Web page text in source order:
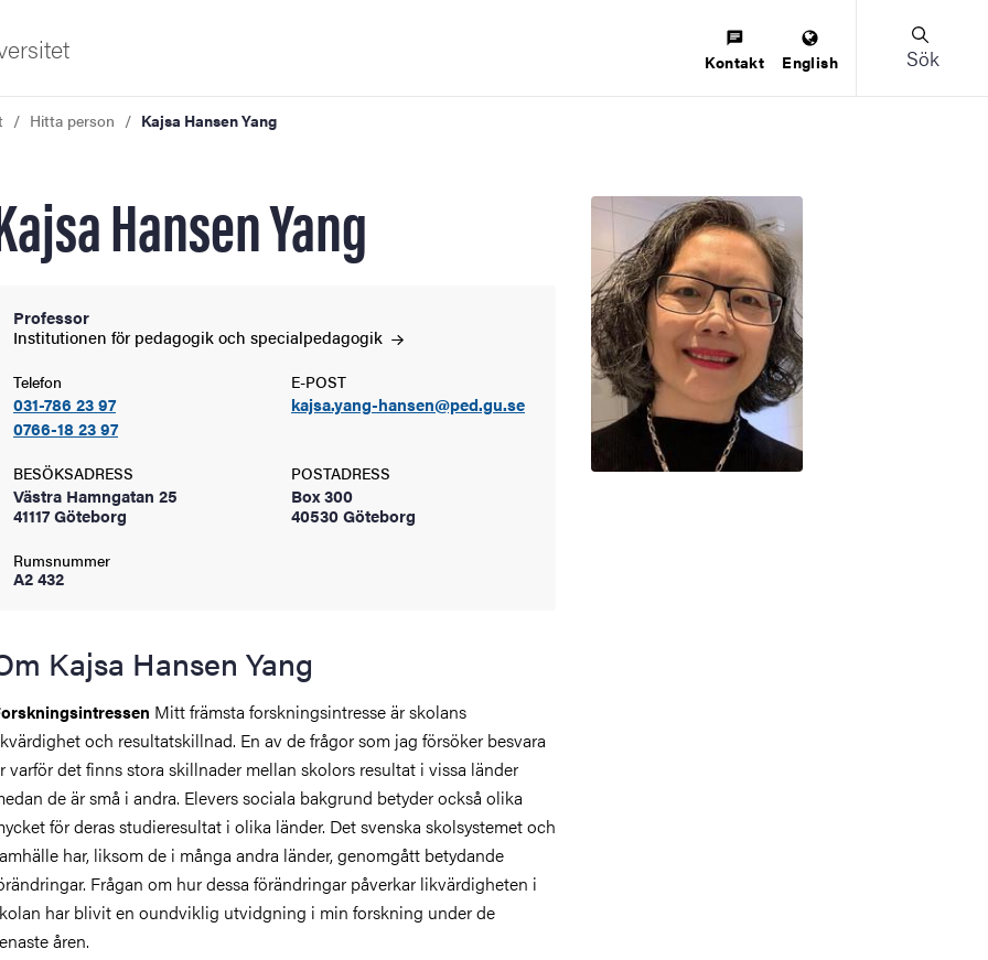
innovation
traditioner
Kontakt English Sök
Hitta person Kajsa Hansen Yang
Hansen Yang
Professor
Institutionen för pedagogik och specialpedagogik
Telefon
031-786 23 97
0766-18 23 97
E-POST
kajsa.yang-hansen@ped.gu.se
BESÖKSADRESS
Västra Hamngatan 25
41117 Göteborg
Rumsnummer
A2 432
POSTADRESS
Box 300
40530 Göteborg
Kajsa Hansen Yang
Mitt främsta forskningsintresse är skolans
och resultatskillnad. En av de frågor som jag försöker besvara
varför det finns stora skillnader mellan skolors resultat i vissa länder
de är små i andra. Elevers sociala bakgrund betyder också olika
för deras studieresultat i olika länder. Det svenska skolsystemet och
har, liksom de i många andra länder, genomgått betydande
Frågan om hur dessa förändringar påverkar likvärdigheten i
har blivit en oundviklig utvidgning i min forskning under de
åren.